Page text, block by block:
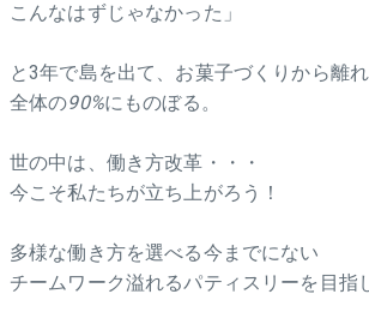
こんなはずじゃなかった」
と3年で島を出て、お菓子づくりから離
全体の90%にものぼる。
世の中は、働き方改革・・・
今こそ私たちが立ち上がろう！
多様な働き方を選べる今までにない
チームワーク溢れるパティスリーを目指